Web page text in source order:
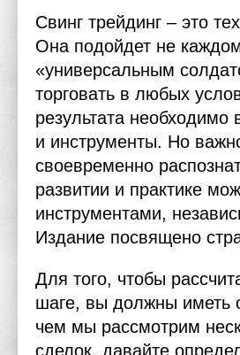
Свинг трейдинг – это
Она подойдет не
«универсальным
торговать в любых
результата необходимо
и инструменты. Но
своевременно
развитии и практике
инструментами,
Издание посвящено
Для того, чтобы
шаге, вы должны иметь
чем мы рассмотрим
сделок, давайте